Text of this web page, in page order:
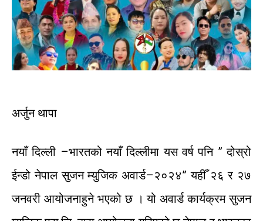
अर्जुन थापा
नयाँ दिल्ली –भारतको नयाँ दिल्लीमा यस वर्ष पनि”दोस्रो
ईन्डो नेपाल सुजन म्युजिक अवार्ड–२०२४”यहीँ २६ र २७
जनवरी आयोजनाहुने भएको छ । यो अवार्ड कार्यक्रम सुजन